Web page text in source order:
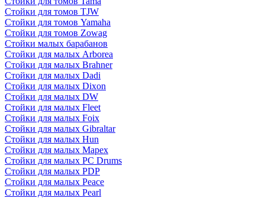
Стойки для томов TJW
Стойки для томов Yamaha
Стойки для томов Zowag
Стойки малых барабанов
Стойки для малых Arborea
Стойки для малых Brahner
Стойки для малых Dadi
Стойки для малых Dixon
Стойки для малых DW
Стойки для малых Fleet
Стойки для малых Foix
Стойки для малых Gibraltar
Стойки для малых Hun
Стойки для малых Mapex
Стойки для малых PC Drums
Стойки для малых PDP
Стойки для малых Peace
Стойки для малых Pearl